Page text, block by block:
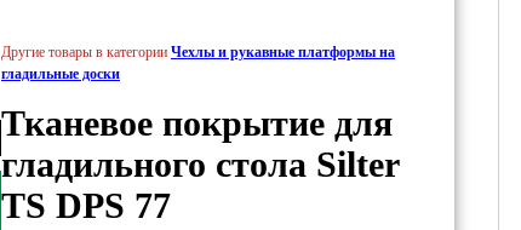
Другие товары в категории Чехлы и рукавные платформы на
гладильные доски
Тканевое покрытие для
гладильного стола Silter
TS DPS 77